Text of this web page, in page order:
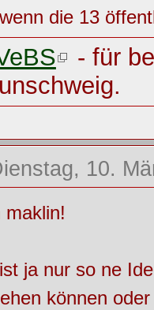
die 13
- für
10.
maklin!
ja nur so ne
können